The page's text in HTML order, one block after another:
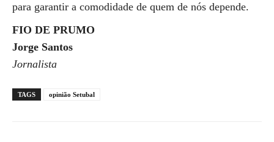
para garantir a comodidade de quem de nós depende.
FIO DE PRUMO
Jorge Santos
Jornalista
TAGS opinião Setubal